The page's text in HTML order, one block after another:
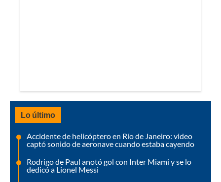
Lo último
Accidente de helicóptero en Río de Janeiro: video
captó sonido de aeronave cuando estaba cayendo
Rodrigo de Paul anotó gol con Inter Miami y se lo
dedicó a Lionel Messi